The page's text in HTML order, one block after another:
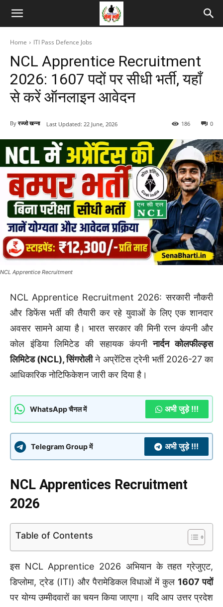
Home ITI Pass Defence Jobs
NCL Apprentice Recruitment
2026: 1607 पदों पर सीधी भर्ती, यहाँ
से करें ऑनलाइन आवेदन
By रज्जो खन्ना 0
186
Last Updated: 22 June, 2026
NCL Apprentice Recruitment
NCL Apprentice Recruitment 2026: सरकारी नौकरी
और डिफेंस भर्ती की तैयारी कर रहे युवाओं के लिए एक शानदार
अवसर सामने आया है। भारत सरकार की मिनी रत्न कंपनी और
कोल इंडिया लिमिटेड की सहायक कंपनीनार्दन कोलफील्ड्स
लिमिटेड (NCL), सिंगरोलीने अप्रेंटिस ट्रेनी भर्ती 2026-27 का
आधिकारिक नोटिफिकेशन जारी कर दिया है।
WhatsApp चैनल में अभी जुड़े !!!
Telegram Group में अभी जुड़े !!!
NCL Apprentices Recruitment
2026
Table of Contents
इस NCL Apprentice 2026 अभियान के तहत ग्रेजुएट,
डिप्लोमा, ट्रेड (ITI) और पैरामेडिकल विधाओं में कुल 1607 पदों
पर योग्य उम्मीदवारों का चयन किया जाएगा। यदि आप उत्तर प्रदेश